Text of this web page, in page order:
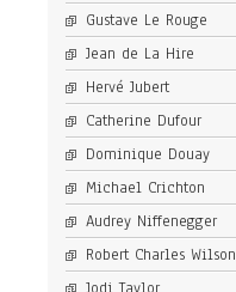
Gustave Le Rouge
Jean de La Hire
Hervé Jubert
Catherine Dufour
Dominique Douay
Michael Crichton
Audrey Niffenegger
Robert Charles Wilson